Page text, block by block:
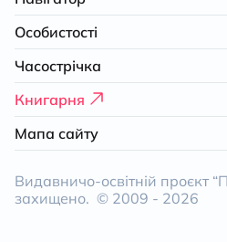
Особистості
Часострічка
Книгарня
Мапа сайту
Видавничо-освітній проєкт
захищено. © 2009 - 2026